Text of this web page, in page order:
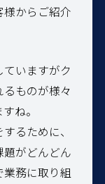
からご紹介
いますがク
ものが様々
ね。
るために、
がどんどん
務に取り組